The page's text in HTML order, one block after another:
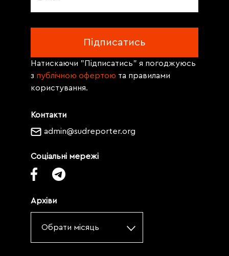
Контакти
admin@sudreporter.org
Соціальні мережі
Архіви
Обрати місяць
Натискаючи "Підписатись" я погоджуюсь
з публічною офертою та правилами
користування.